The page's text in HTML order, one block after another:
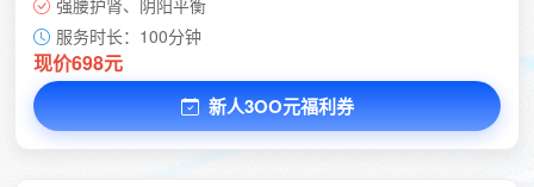
强腰护肾、阴阳平衡
服务时长：100分钟
现价698元
新人3OO元福利券